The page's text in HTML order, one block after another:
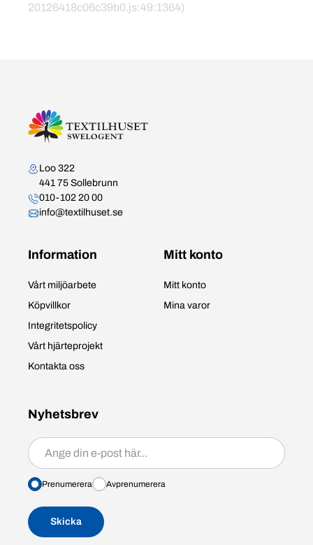
20126418c06c39b0.js:49:1364)
Kontakta oss
Loo 322
441 75 Sollebrunn
010-102 20 00
info@textilhuset.se
Information
Vårt miljöarbete
Köpvillkor
Integritetspolicy
Vårt hjärteprojekt
Kontakta oss
Mitt konto
Mitt konto
Mina varor
Nyhetsbrev
Prenumerera/avprenumerera
Prenumerera Avprenumerera
Skicka